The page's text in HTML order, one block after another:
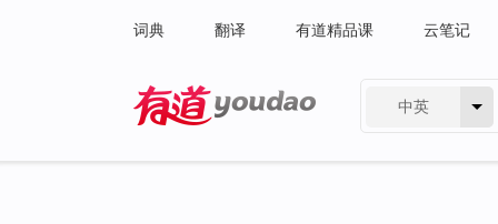
词典 翻译 有道精品课 云笔记
中英